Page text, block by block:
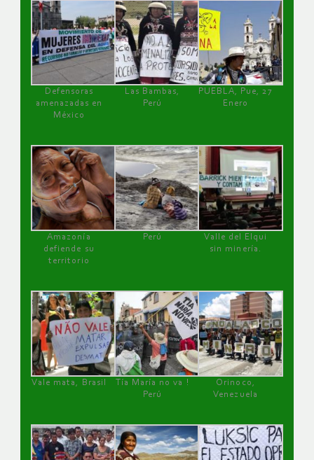
Defensoras
amenazadas en
México
Las Bambas,
Perú
PUEBLA, Pue, 27
Enero
Amazonía
defiende su
territorio
Perú
Valle del Elqui
sin minería.
Vale mata, Brasil
Tía María no va !
Perú
Orinoco,
Venezuela